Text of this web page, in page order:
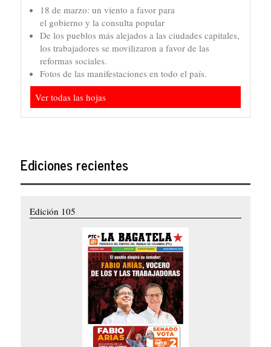
18 de marzo: un viento a favor para
el gobierno y la consulta popular
De los pueblos más alejados a las ciudades capitales,
los trabajadores se movilizaron a favor de las
reformas sociales.
Fotos de las manifestaciones en todo el país.
Ver todas las hojas
Ediciones recientes
Edición 105